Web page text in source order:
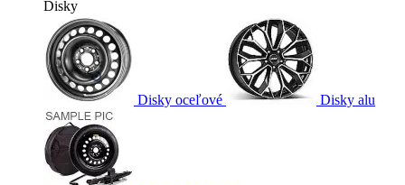
Disky
Disky oceľové Disky alu